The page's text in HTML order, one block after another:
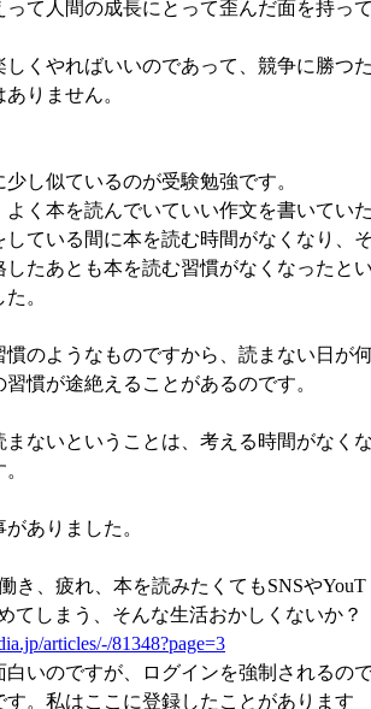
って人間の成長にとって歪んだ面を持っ
くやればいいのであって、競争に勝つ
りません。
し似ているのが受験勉強です。
く本を読んでいていい作文を書いてい
している間に本を読む時間がなくなり、
したあとも本を読む習慣がなくなったと
。
のようなものですから、読まない日が
慣が途絶えることがあるのです。
ないということは、考える時間がなく
ありました。
き、疲れ、本を読みたくてもSNSやYouT
てしまう、そんな生活おかしくないか？
articles/-/81348?page=3
白いのですが、ログインを強制されるの
す。私はここに登録したことがあります